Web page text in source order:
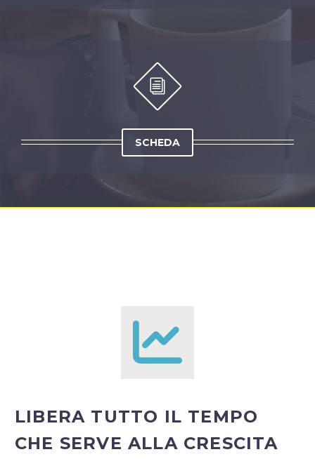
i
i
SCHEDA
LIBERA TUTTO IL TEMPO
CHE SERVE ALLA CRESCITA